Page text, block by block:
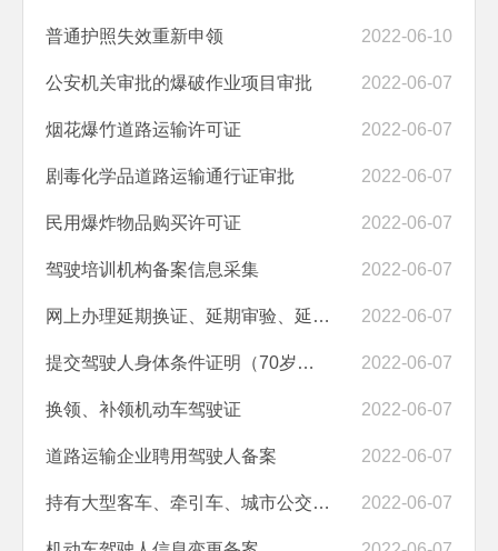
普通护照失效重新申领 2022-06-10
公安机关审批的爆破作业项目审批 2022-06-07
烟花爆竹道路运输许可证 2022-06-07
剧毒化学品道路运输通行证审批 2022-06-07
民用爆炸物品购买许可证 2022-06-07
驾驶培训机构备案信息采集 2022-06-07
网上办理延期换证、延期审验、延期提交身体条件证明业务 2022-06-07
提交驾驶人身体条件证明（70岁以上和C5驾驶人） 2022-06-07
换领、补领机动车驾驶证 2022-06-07
道路运输企业聘用驾驶人备案 2022-06-07
持有大型客车、牵引车、城市公交车、中型客车、大型货车驾驶证的驾驶人... 2022-06-07